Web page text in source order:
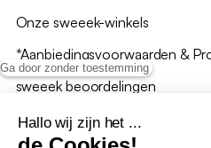
Ga door zonder toestemming
Hallo wij zijn het ...
Onze sweeek-winkels
*Aanbiedingsvoorwaarden &
sweeek beoordelingen